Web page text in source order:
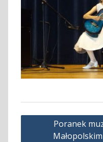
Nawigacja
Poranek